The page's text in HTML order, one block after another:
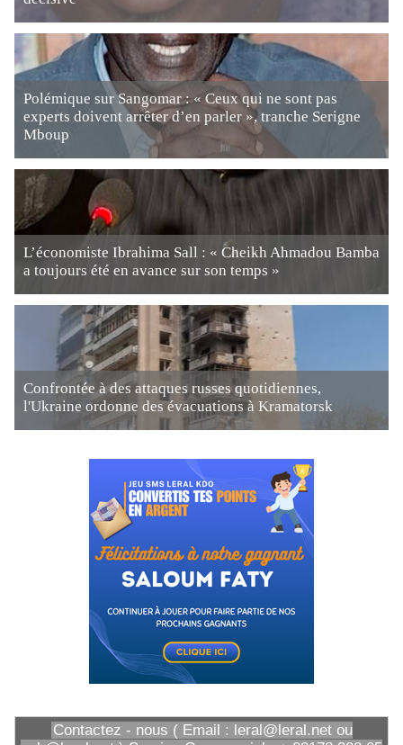
Polémique sur Sangomar : « Ceux qui ne sont pas
experts doivent arrêter d’en parler », tranche Serigne
Mboup
L’économiste Ibrahima Sall : « Cheikh Ahmadou Bamba
a toujours été en avance sur son temps »
Confrontée à des attaques russes quotidiennes,
l'Ukraine ordonne des évacuations à Kramatorsk
Contactez - nous ( Email : leral@leral.net ou